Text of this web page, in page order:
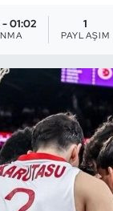
01:02 1
PAYLAŞIM